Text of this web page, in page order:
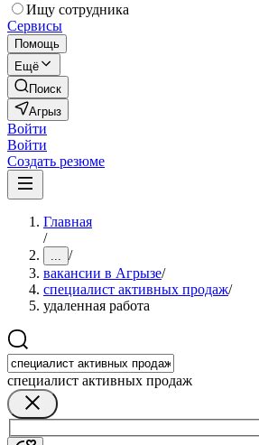
Ищу сотрудника
Сервисы
Помощь
Ещё
Поиск
Агрыз
Войти
Войти
Создать резюме
Главная
/
... /
вакансии в Агрызе/
специалист активных продаж/
удаленная работа
специалист активных продаж